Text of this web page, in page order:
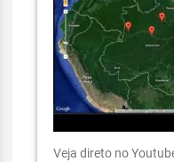
Veja direto no